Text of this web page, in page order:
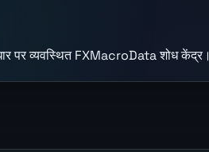
पर व्यवस्थित FXMacroData शोध केंद्र।